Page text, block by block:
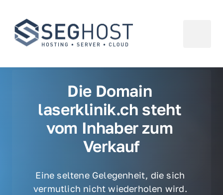
Die Domain
laserklinik.ch steht
vom Inhaber zum
Verkauf
Eine seltene Gelegenheit, die sich
vermutlich nicht wiederholen wird.